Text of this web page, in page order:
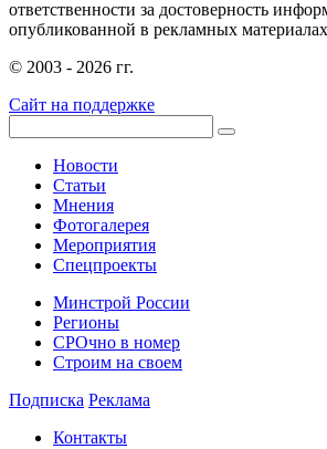
ответственности за достоверность
опубликованной в рекламных
© 2003 - 2026 гг.
Сайт на поддержке
Новости
Статьи
Мнения
Фотогалерея
Мероприятия
Спецпроекты
Минстрой России
Регионы
СРОчно в номер
Строим на своем
Подписка Реклама
Контакты